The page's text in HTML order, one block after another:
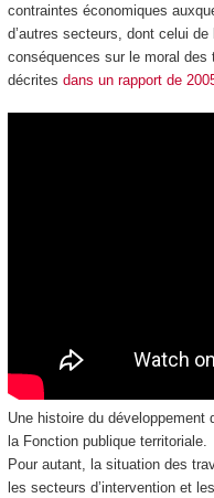
contraintes économiques
d’autres secteurs, dont celui
conséquences sur le moral des
décrites dans un rapport de
Une histoire du développement
la Fonction publique territoriale.
Pour autant, la situation des
les secteurs d’intervention et